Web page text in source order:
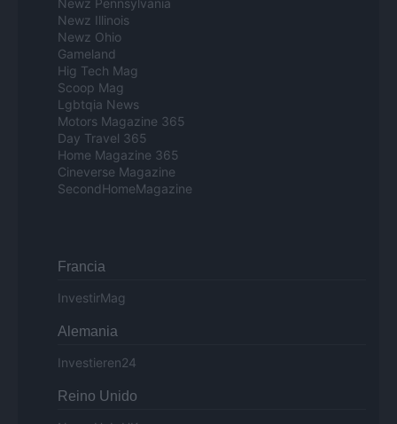
Newz Illinois
Newz Ohio
Gameland
Hig Tech Mag
Scoop Mag
Lgbtqia News
Motors Magazine 365
Day Travel 365
Home Magazine 365
Cineverse Magazine
SecondHomeMagazine
Francia
InvestirMag
Alemania
Investieren24
Reino Unido